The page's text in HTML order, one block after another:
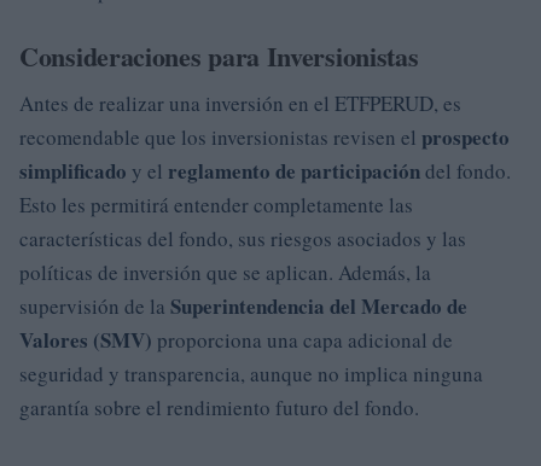
Consideraciones para Inversionistas
Antes de realizar una inversión en el ETFPERUD, es
recomendable que los inversionistas revisen el prospecto
simplificado y el reglamento de participacióndel fondo.
Esto les permitirá entender completamente las
características del fondo, sus riesgos asociados y las
políticas de inversión que se aplican. Además, la
supervisión de la Superintendencia del Mercado de
Valores (SMV) proporciona una capa adicional de
seguridad y transparencia, aunque no implica ninguna
garantía sobre el rendimiento futuro del fondo.